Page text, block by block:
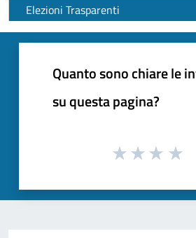
Elezioni Trasparenti
Quanto sono chiare le
su questa pagina?